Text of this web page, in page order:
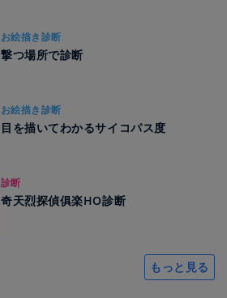
お絵描き診断
撃つ場所で診断
お絵描き診断
目を描いてわかるサイコパス度
診断
奇天烈探偵俱楽HO診断
もっと見る